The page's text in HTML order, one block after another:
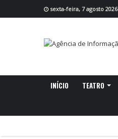
sexta-feira, 7 agosto 2026
INÍCIO TEATRO